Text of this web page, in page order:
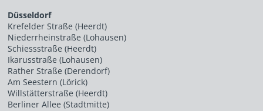
Düsseldorf
Krefelder Straße (Heerdt)
Niederrheinstraße (Lohausen)
Schiessstraße (Heerdt)
Ikarusstraße (Lohausen)
Rather Straße (Derendorf)
Am Seestern (Lörick)
Willstätterstraße (Heerdt)
Berliner Allee (Stadtmitte)